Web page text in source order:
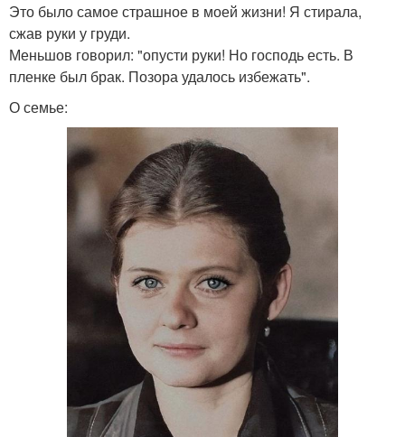
Это было самое страшное в моей жизни! Я стирала,
сжав руки у груди.
Меньшов говорил: "опусти руки! Но господь есть. В
пленке был брак. Позора удалось избежать".
О семье: